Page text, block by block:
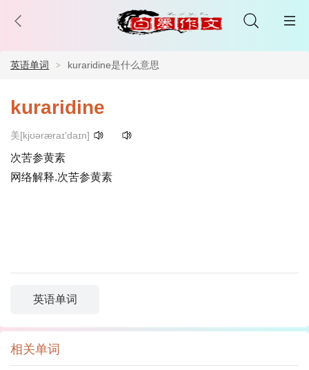
英语单词 kuraridine是什么意思
kuraridine
美[kjʊəræraɪ'daɪn]
次苦参黄素
网络解释.次苦参黄素
英语单词
相关单词